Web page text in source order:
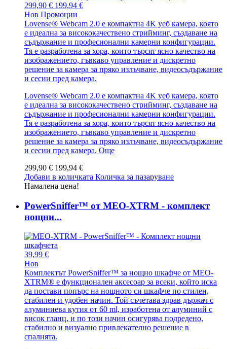
299,90 € 199,94 €
Нов Промоции
Lovense® Webcam 2.0 е компактна 4K уеб камера, която
е идеална за висококачествено стрийминг, създаване на
съдържание и професионални камерни конфигурации.
Тя е разработена за хора, които търсят ясно качество на
изображението, гъвкаво управление и дискретно
решение за камера за пряко излъчване, видеосъдържание
и сесии пред камера.
Lovense® Webcam 2.0 е компактна 4K уеб камера, която
е идеална за висококачествено стрийминг, създаване на
съдържание и професионални камерни конфигурации.
Тя е разработена за хора, които търсят ясно качество на
изображението, гъвкаво управление и дискретно
решение за камера за пряко излъчване, видеосъдържание
и сесии пред камера. Още
299,90 € 199,94 €
Добави в количката Количка за пазаруване
Намалена цена!
PowerSniffer™ от MEO-XTRM - комплект
нощни...
39,99 €
Нов
Комплектът PowerSniffer™ за нощно шкафче от MEO-
XTRM® е функционален аксесоар за всеки, който иска
да постави попърс на нощното си шкафче по стилен,
стабилен и удобен начин. Той съчетава здрав държач с
алуминиева кутия от 60 ml, изработена от алуминий с
висок гланц, и по този начин осигурява подредено,
стабилно и визуално привлекателно решение в
спалнята.